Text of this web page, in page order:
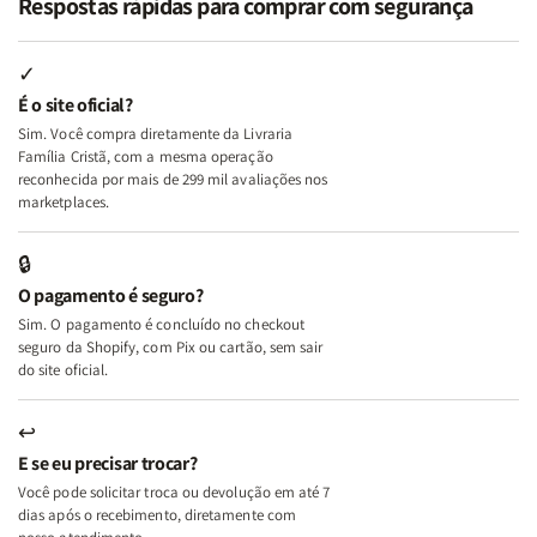
Minhas
Lutas
e
Deus
+
A
Mulher
Lar
Minhas
Lutas
+
A
Lar
Mulher
Segundo
Mulher
Segundo
✓
É o site oficial?
Sim. Você compra diretamente da Livraria
Família Cristã, com a mesma operação
reconhecida por mais de 299 mil avaliações nos
marketplaces.
🔒
O pagamento é seguro?
Sim. O pagamento é concluído no checkout
seguro da Shopify, com Pix ou cartão, sem sair
do site oficial.
↩
E se eu precisar trocar?
Você pode solicitar troca ou devolução em até 7
dias após o recebimento, diretamente com